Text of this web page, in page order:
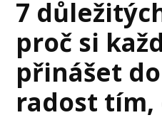
7
proč si
přinášet
radost tím,